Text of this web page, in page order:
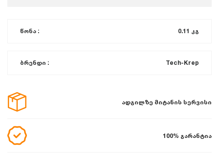
წონა : 0.11 კგ
ბრენდი : Tech-Krep
ადგილზე მიტანის სერვისი
100% გარანტია